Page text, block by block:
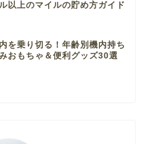
以上のマイルの貯め方ガイド
を乗り切る！年齢別機内持ち
おもちゃ＆便利グッズ30選